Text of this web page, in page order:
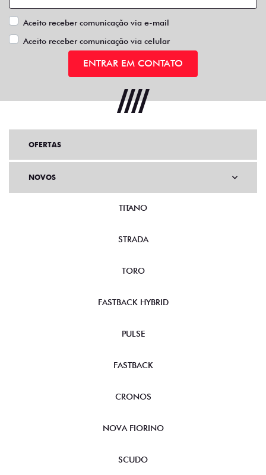
Aceito receber comunicação via e-mail
Aceito receber comunicação via celular
ENTRAR EM CONTATO
OFERTAS
NOVOS
TITANO
STRADA
TORO
FASTBACK HYBRID
PULSE
FASTBACK
CRONOS
NOVA FIORINO
SCUDO